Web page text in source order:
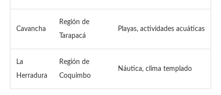
Cavancha
Región de
Tarapacá
Playas, actividades acuáticas
La
Herradura
Región de
Coquimbo
Náutica, clima templado